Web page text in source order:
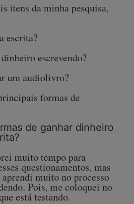
itens da minha pesquisa,
escrita?
escrevendo?
um audiolivro?
formas de
de ganhar dinheiro
muito tempo para
questionamentos, mas
muito no processo
Pois, me coloquei no
está testando.